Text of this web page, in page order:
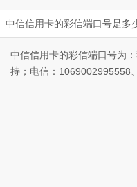
中信信用卡的彩信端口号是多
中信信用卡的彩信端口号为
持；电信：1069002995558